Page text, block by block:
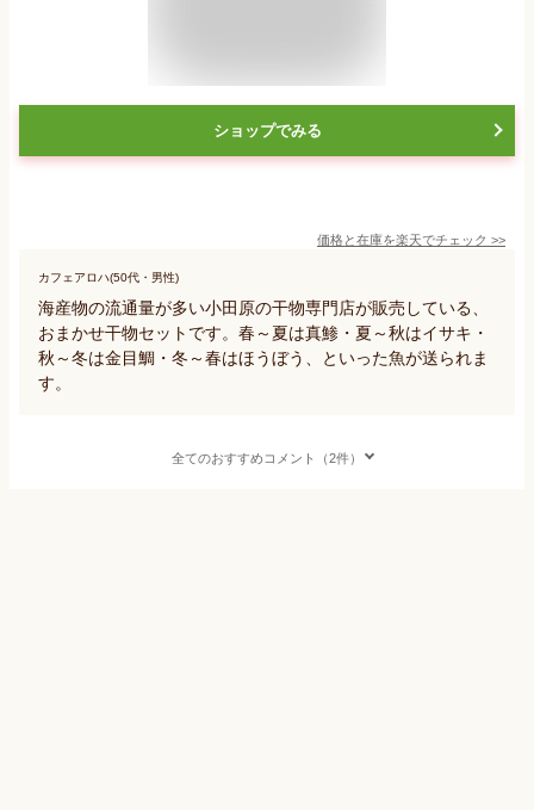
ショップでみる
価格と在庫を楽天でチェック >>
カフェアロハ(50代・男性)
海産物の流通量が多い小田原の干物専門店が販売している、
おまかせ干物セットです。春～夏は真鯵・夏～秋はイサキ・
秋～冬は金目鯛・冬～春はほうぼう、といった魚が送られま
す。
全てのおすすめコメント（2件）